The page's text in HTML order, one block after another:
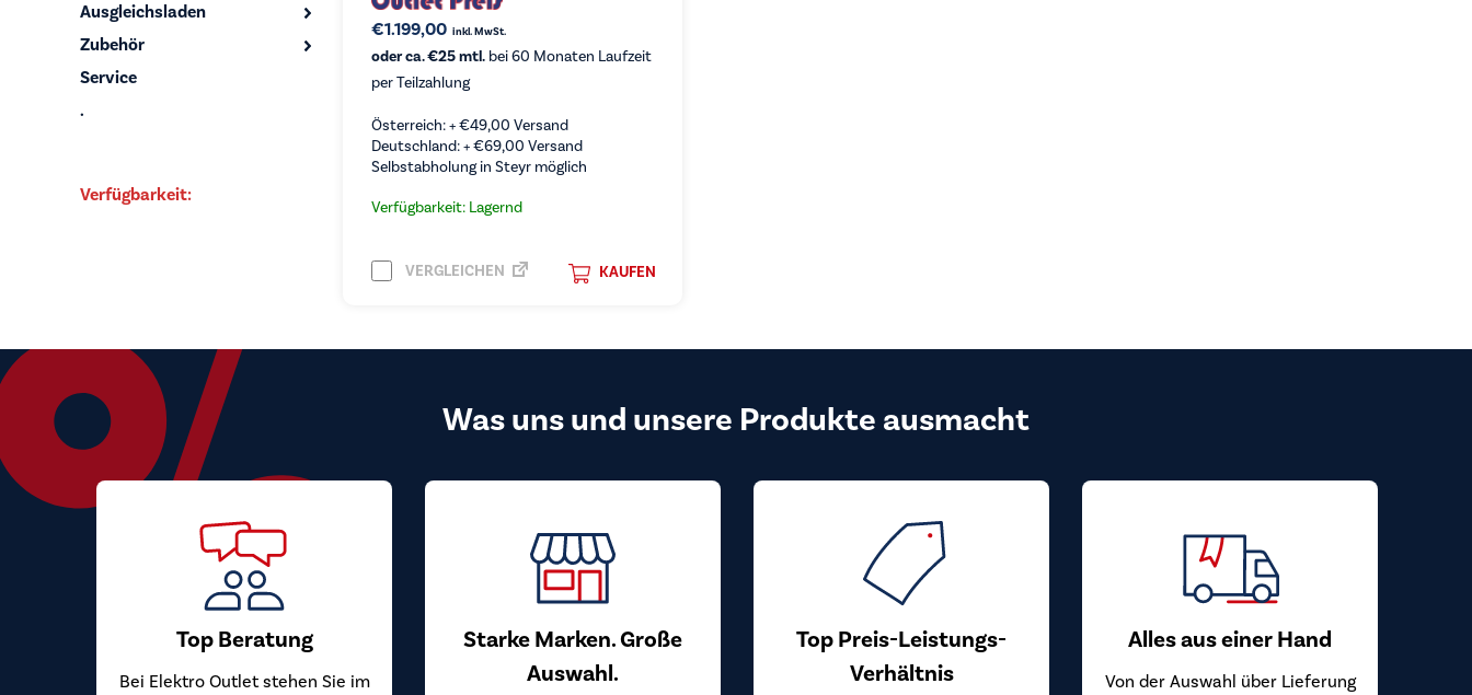
Ausgleichsladen
Zubehör
Service
.
Verfügbarkeit:
€1.199,00 inkl. MwSt.
oder ca. €25 mtl. bei 60 Monaten Laufzeit
per Teilzahlung
Österreich: +€49,00 Versand
Deutschland: +€69,00 Versand
Selbstabholung in Steyr möglich
Verfügbarkeit: Lagernd
KAUFEN
VERGLEICHEN
Was uns und unsere Produkte ausmacht
Top Beratung
Bei Elektro Outlet stehen Sie im
Starke Marken. Große
Auswahl.
Top Preis-Leistungs-
Verhältnis
Alles aus einer Hand
Von der Auswahl über Lieferung